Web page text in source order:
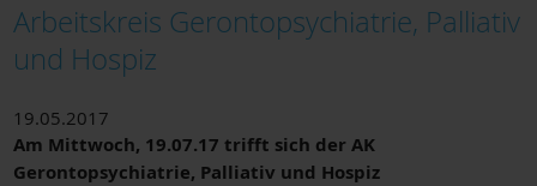
Arbeitskreis Gerontopsychiatrie, Palliativ
und Hospiz
19.05.2017
Am Mittwoch, 19.07.17 trifft sich der AK
Gerontopsychiatrie, Palliativ und Hospiz